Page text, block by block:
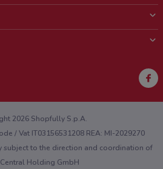
web o en la aplicación?
2026 Shopfully S.p.A.
/ Vat IT03156531208 REA: MI-2029270
subject to the direction and coordination of
Central Holding GmbH